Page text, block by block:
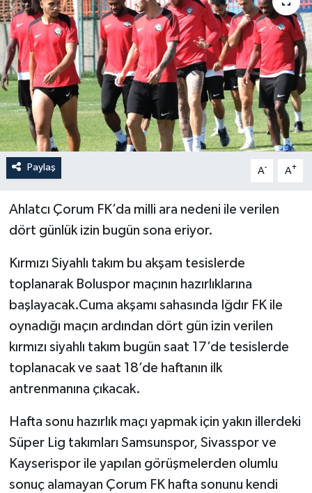
Paylaş A- A+
Ahlatcı Çorum FK’da milli ara nedeni ile verilen
dört günlük izin bugün sona eriyor.
Kırmızı Siyahlı takım bu akşam tesislerde
toplanarak Boluspor maçının hazırlıklarına
başlayacak.Cuma akşamı sahasında Iğdır FK ile
oynadığı maçın ardından dört gün izin verilen
kırmızı siyahlı takım bugün saat 17’de tesislerde
toplanacak ve saat 18’de haftanın ilk
antrenmanına çıkacak.
Hafta sonu hazırlık maçı yapmak için yakın illerdeki
Süper Lig takımları Samsunspor, Sivasspor ve
Kayserispor ile yapılan görüşmelerden olumlu
sonuç alamayan Çorum FK hafta sonunu kendi
EĞİTİM
İLÇELER
OTOPARK
TEKNOLOJİ
Haber Arşivi